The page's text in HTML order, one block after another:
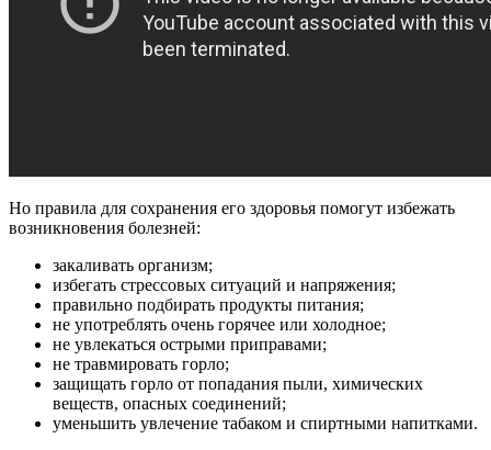
Но правила для сохранения его здоровья помогут избежать
возникновения болезней:
закаливать организм;
избегать стрессовых ситуаций и напряжения;
правильно подбирать продукты питания;
не употреблять очень горячее или холодное;
не увлекаться острыми приправами;
не травмировать горло;
защищать горло от попадания пыли, химических
веществ, опасных соединений;
уменьшить увлечение табаком и спиртными напитками.